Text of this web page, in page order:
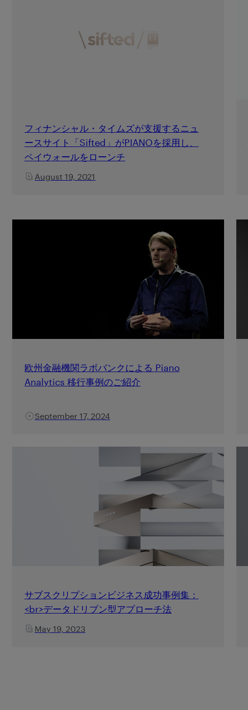
フィナンシャル・タイムズが支援するニュ
ースサイト「Sifted」がPIANOを採用し、
ペイウォールをローンチ
August 19, 2021
欧州金融機関ラボバンクによる Piano
Analytics 移行事例のご紹介
September 17, 2024
サブスクリプションビジネス成功事例集：
<br>データドリブン型アプローチ法
May 19, 2023